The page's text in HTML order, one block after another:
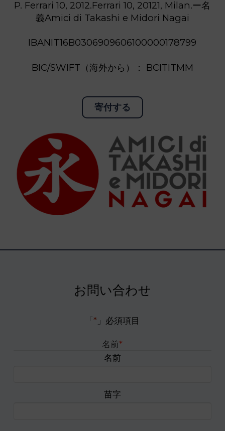
P. Ferrari 10, 2012.Ferrari 10, 20121, Milan.ー名
義Amici di Takashi e Midori Nagai
IBANIT16B0306909606100000178799
BIC/SWIFT（海外から）： BCITITMM
寄付する
お問い合わせ
「* 」必須項目
名前*
名前
苗字